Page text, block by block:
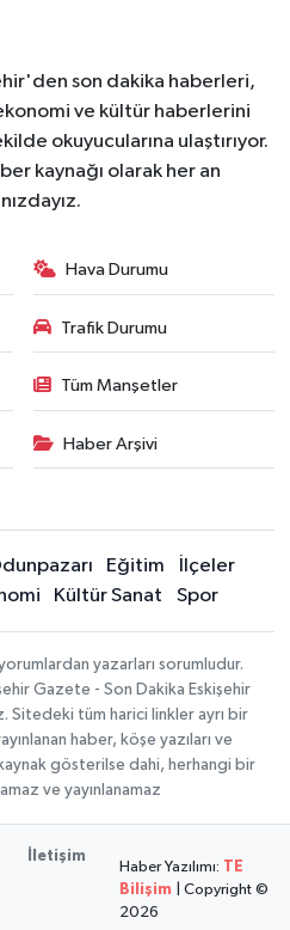
son dakika haberleri,
ve kültür haberlerini
okuyucularına ulaştırıyor.
kaynağı olarak her an
Hava Durumu
Trafik Durumu
Tüm Manşetler
Haber Arşivi
Eğitim
İlçeler
Kültür Sanat Spor
yazarları sorumludur.
Gazete - Son Dakika Eskişehir
Sitedeki tüm harici linkler ayrı bir
haber, köşe yazıları ve
gösterilse dahi, herhangi bir
ve yayınlanamaz
İletişim
Haber Yazılımı: TE
Bilişim | Copyright ©
2026